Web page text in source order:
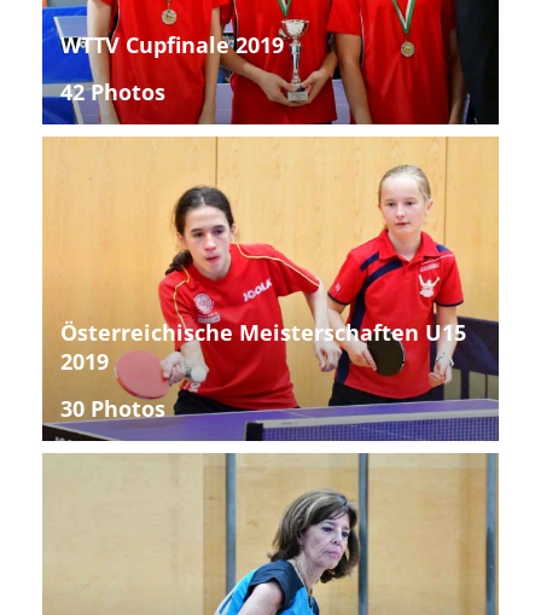
WTTV Cupfinale 2019
42 Photos
Österreichische Meisterschaften U15
2019
30 Photos